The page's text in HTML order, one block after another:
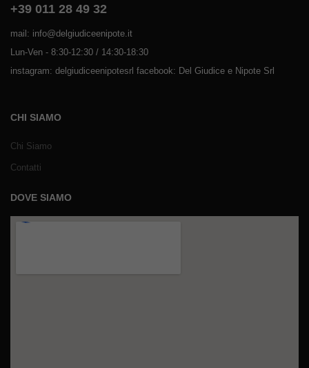
+39 011 28 49 32
mail: info@delgiudiceenipote.it
Lun-Ven - 8:30-12:30 / 14:30-18:30
instagram: delgiudiceenipotesrl facebook: Del Giudice e Nipote Srl
CHI SIAMO
Chi Siamo
Contatti
DOVE SIAMO